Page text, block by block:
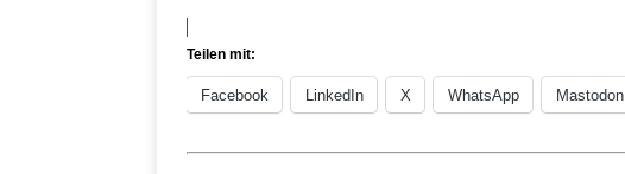
Teilen mit:
Facebook LinkedIn X WhatsApp Mastodon